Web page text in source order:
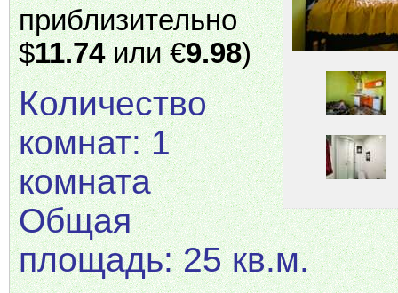
приблизительно
$11.74или €9.98)
Количество
комнат: 1
комната
Общая
площадь: 25 кв.м.